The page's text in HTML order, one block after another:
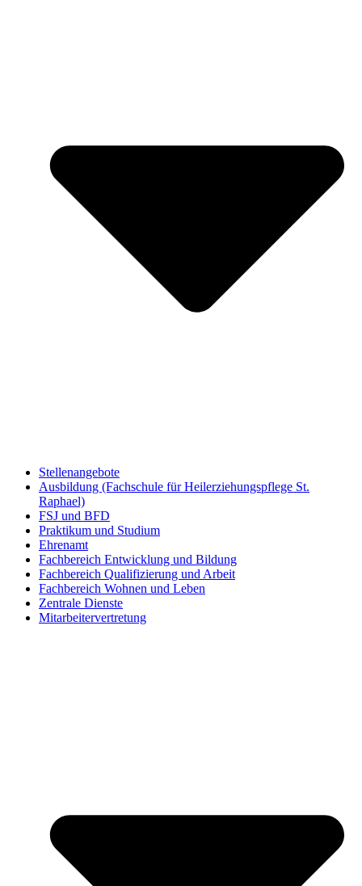
Stellenangebote
Ausbildung (Fachschule für Heilerziehungspflege St.
Raphael)
FSJ und BFD
Praktikum und Studium
Ehrenamt
Fachbereich Entwicklung und Bildung
Fachbereich Qualifizierung und Arbeit
Fachbereich Wohnen und Leben
Zentrale Dienste
Mitarbeitervertretung